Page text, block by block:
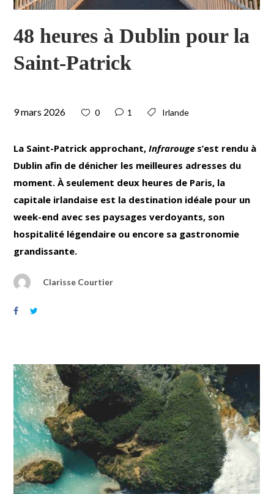
48 heures à Dublin pour la
Saint-Patrick
9 mars 2026 0 1 Irlande
La Saint-Patrick approchant,Infrarouge s’est rendu à
Dublin afin de dénicher les meilleures adresses du
moment. À seulement deux heures de Paris, la
capitale irlandaise est la destination idéale pour un
week-end avec ses paysages verdoyants, son
hospitalité légendaire ou encore sa gastronomie
grandissante.
Clarisse Courtier